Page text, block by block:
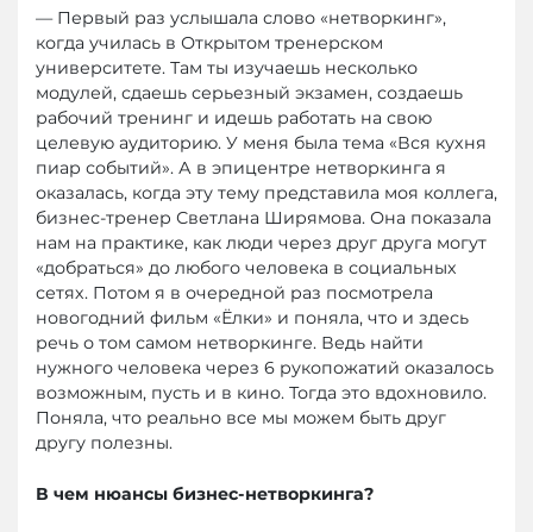
— Первый раз услышала слово «нетворкинг»,
когда училась в Открытом тренерском
университете. Там ты изучаешь несколько
модулей, сдаешь серьезный экзамен, создаешь
рабочий тренинг и идешь работать на свою
целевую аудиторию. У меня была тема «Вся кухня
пиар событий». А в эпицентре нетворкинга я
оказалась, когда эту тему представила моя коллега,
бизнес-тренер Светлана Ширямова. Она показала
нам на практике, как люди через друг друга могут
«добраться» до любого человека в социальных
сетях. Потом я в очередной раз посмотрела
новогодний фильм «Ёлки» и поняла, что и здесь
речь о том самом нетворкинге. Ведь найти
нужного человека через 6 рукопожатий оказалось
возможным, пусть и в кино. Тогда это вдохновило.
Поняла, что реально все мы можем быть друг
другу полезны.
В чем нюансы бизнес-нетворкинга?